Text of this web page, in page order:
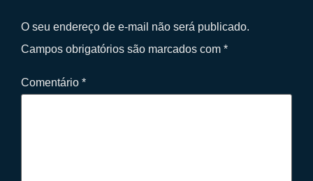
O seu endereço de e-mail não será publicado.
Campos obrigatórios são marcados com *
Comentário *